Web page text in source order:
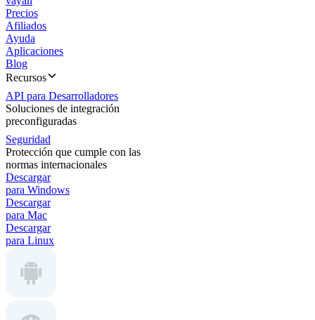
Precios
Afiliados
Ayuda
Aplicaciones
Blog
Recursos
API para Desarrolladores
Soluciones de integración
preconfiguradas
Seguridad
Protección que cumple con las
normas internacionales
Descargar
para Windows
Descargar
para Mac
Descargar
para Linux